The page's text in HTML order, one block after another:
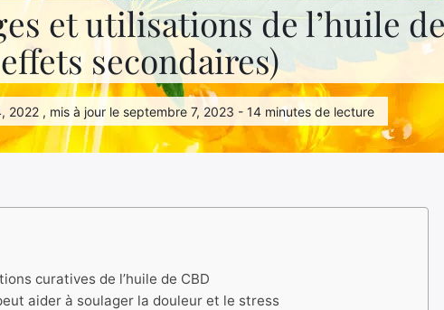
et utilisations de l’huile
secondaires)
2022 , mis à jour le septembre 7, 2023 - 14 minutes de lecture
curatives de l’huile de CBD
aider à soulager la douleur et le stress